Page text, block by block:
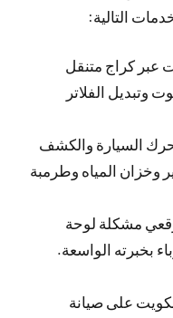
التالية:
عبر كراج متنقل
وتبديل الفلاتر
السيارة والكشف
وخزان المياه وطرمبة
مشكلة لوحة
بخبرته الواسعة.
على صيانة